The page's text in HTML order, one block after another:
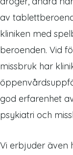
av
kliniken med
beroenden. Vid
missbruk har
god erfarenhet
psykiatri och
Vi erbjuder även